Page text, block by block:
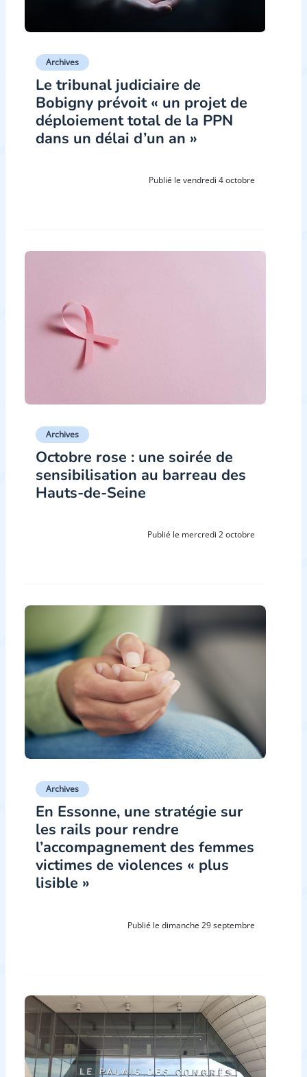
Archives
Le tribunal judiciaire de
Bobigny prévoit « un projet de
déploiement total de la PPN
dans un délai d’un an »
Publié le vendredi 4 octobre
Archives
Octobre rose : une soirée de
sensibilisation au barreau des
Hauts-de-Seine
Publié le mercredi 2 octobre
Archives
En Essonne, une stratégie sur
les rails pour rendre
l’accompagnement des femmes
victimes de violences « plus
lisible »
Publié le dimanche 29 septembre